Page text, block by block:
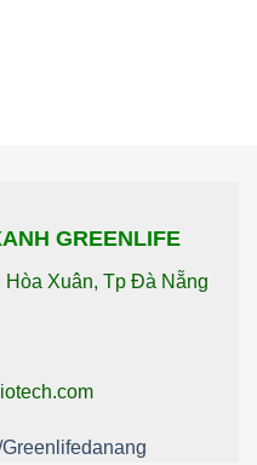
GREENLIFE
Xuân, Tp Đà Nẵng